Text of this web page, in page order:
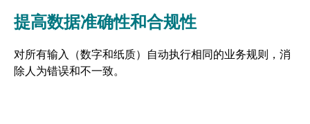
提高数据准确性和合规性
对所有输入（数字和纸质）自动执行相同的业务规则，消
除人为错误和不一致。